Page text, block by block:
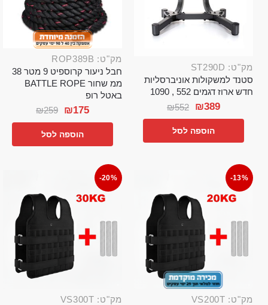
מק"ט: ST290D
סטנד למשקולות אוניברסליות
חדש ארוז דגמים 552 , 1090
₪552 ₪389
הוספה לסל
מק"ט: ROP389B
חבל ניעור קרוספיט 9 מטר 38
ממ שחור BATTLE ROPE
באטל רופ
₪259 ₪175
הוספה לסל
-13%
מק"ט: VS200T
-20%
מק"ט: VS300T